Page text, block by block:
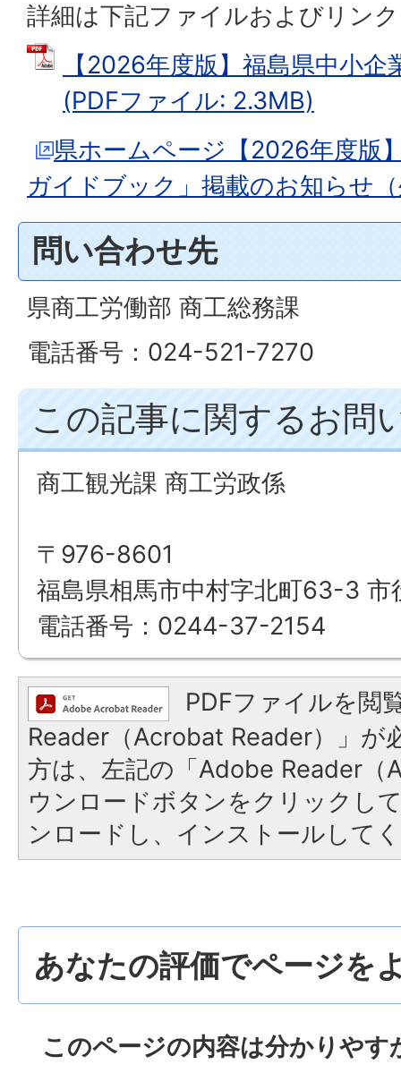
詳細は下記ファイルおよびリン
【2026年度版】福島県中小
(PDFファイル: 2.3MB)
県ホームページ【2026年度版
ガイドブック」掲載のお知らせ
問い合わせ先
県商工労働部 商工総務課
電話番号：024-521-7270
この記事に関するお問
商工観光課 商工労政係
〒976-8601
福島県相馬市中村字北町63-3 市
電話番号：0244-37-2154
PDFファイルを閲
Reader（Acrobat Reader）」が
方は、左記の「Adobe Reader（
ウンロードボタンをクリックし
ンロードし、インストールして
あなたの評価でページを
このページの内容は分かりやす